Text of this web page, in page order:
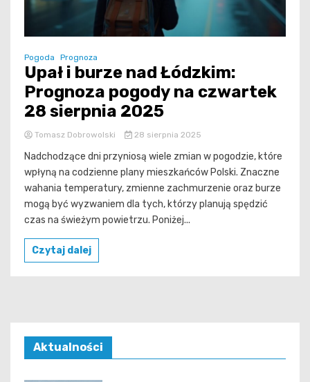
Pogoda Prognoza
Upał i burze nad Łódzkim:
Prognoza pogody na czwartek
28 sierpnia 2025
Tomasz Dobrowolski 28 sierpnia 2025
Nadchodzące dni przyniosą wiele zmian w pogodzie, które
wpłyną na codzienne plany mieszkańców Polski. Znaczne
wahania temperatury, zmienne zachmurzenie oraz burze
mogą być wyzwaniem dla tych, którzy planują spędzić
czas na świeżym powietrzu. Poniżej...
Czytaj dalej
Aktualności